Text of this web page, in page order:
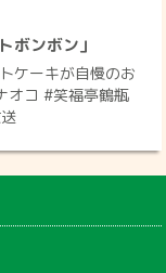
ボンボン」
ケーキが自慢のお
オコ #笑福亭鶴瓶